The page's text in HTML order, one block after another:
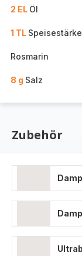
2 EL Öl
1 TL Speisestärke
Rosmarin
8 g Salz
Zubehör